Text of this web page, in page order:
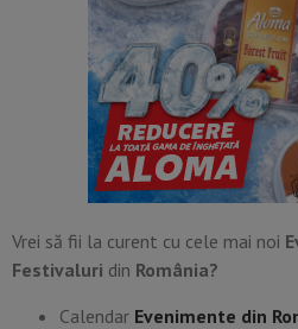
Vrei să fii la curent cu cele mai noi
Festivaluri din România?
Calendar Evenimente din